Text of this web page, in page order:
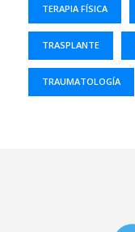
TERAPIA FÍSICA
TRASPLANTE
TRAUMATOLOGÍA